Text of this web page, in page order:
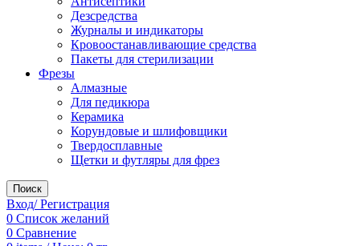
Дезсредства
Журналы и индикаторы
Кровоостанавливающие средства
Пакеты для стерилизации
Фрезы
Алмазные
Для педикюра
Керамика
Корундовые и шлифовщики
Твердосплавные
Щетки и футляры для фрез
Поиск
Вход/ Регистрация
0 Список желаний
0 Сравнение